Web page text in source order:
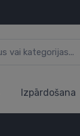
Izpārdošana